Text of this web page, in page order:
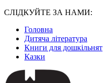
СЛІДКУЙТЕ ЗА НАМИ:
Головна
Дитяча література
Книги для дошкільнят
Казки